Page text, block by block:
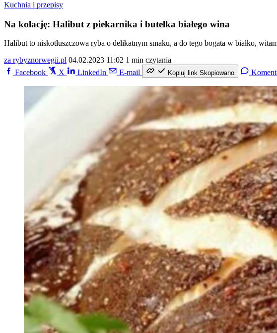
Kuchnia i przepisy
Na kolację: Halibut z piekarnika i butelka białego wina
Halibut to niskotłuszczowa ryba o delikatnym smaku, a do tego bogata w białko,
za rybyznorwegii.pl 04.02.2023 11:02 1 min czytania
Facebook
X LinkedIn E-mail Kopiuj link Skopiowano